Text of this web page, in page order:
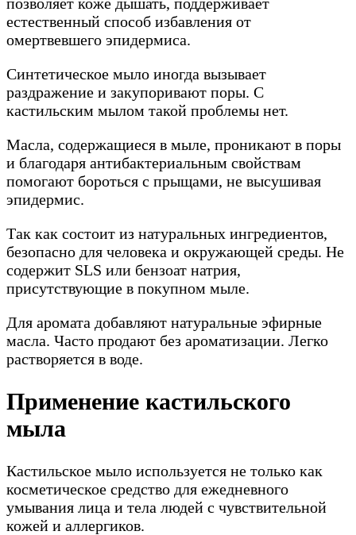
естественный способ избавления от
омертвевшего эпидермиса.
Синтетическое мыло иногда вызывает
раздражение и закупоривают поры. С
кастильским мылом такой проблемы нет.
Масла, содержащиеся в мыле, проникают в поры
и благодаря антибактериальным свойствам
помогают бороться с прыщами, не высушивая
эпидермис.
Так как состоит из натуральных ингредиентов,
безопасно для человека и окружающей среды. Не
содержит SLS или бензоат натрия,
присутствующие в покупном мыле.
Для аромата добавляют натуральные эфирные
масла. Часто продают без ароматизации. Легко
растворяется в воде.
Применение кастильского
мыла
Кастильское мыло используется не только как
косметическое средство для ежедневного
умывания лица и тела людей с чувствительной
кожей и аллергиков.